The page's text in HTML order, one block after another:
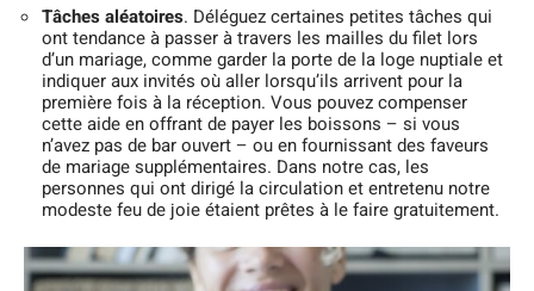
Tâches aléatoires. Déléguez certaines petites tâches qui
ont tendance à passer à travers les mailles du filet lors
d’un mariage, comme garder la porte de la loge nuptiale et
indiquer aux invités où aller lorsqu’ils arrivent pour la
première fois à la réception. Vous pouvez compenser
cette aide en offrant de payer les boissons – si vous
n’avez pas de bar ouvert – ou en fournissant des faveurs
de mariage supplémentaires. Dans notre cas, les
personnes qui ont dirigé la circulation et entretenu notre
modeste feu de joie étaient prêtes à le faire gratuitement.